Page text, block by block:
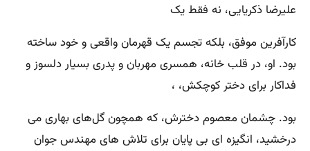
علیرضا ذکریایی، نه فقط یک
کارآفرین موفق، بلکه تجسم یک قهرمان واقعی و خود ساخته
بود. او، در قلب خانه، همسری مهربان و پدری بسیار دلسوز و
فداکار برای دختر کوچکش، ،
بود. چشمان معصوم دخترش، که همچون گل‌های بهاری می
درخشید، انگیزه ای بی پایان برای تلاش های مهندس جوان